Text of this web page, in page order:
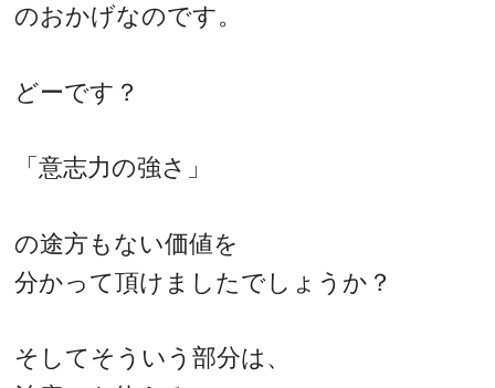
のおかげなのです。
どーです？
「意志力の強さ」
の途方もない価値を
分かって頂けましたでしょうか？
そしてそういう部分は、